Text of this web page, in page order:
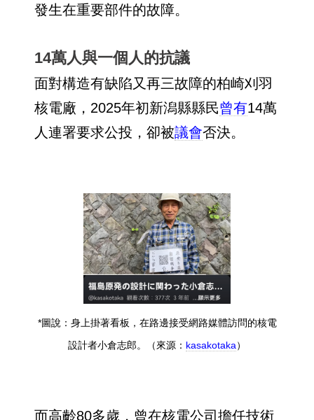
發生在重要部件的故障。
14萬人與一個人的抗議
面對構造有缺陷又再三故障的柏崎刈羽
核電廠，2025年初新潟縣縣民曾有14萬
人連署要求公投，卻被議會否決。
*圖說：身上掛著看板，在路邊接受網路媒體訪問的核電
設計者小倉志郎。（來源： kasakotaka）
而高齡80多歲，曾在核電公司擔任技術